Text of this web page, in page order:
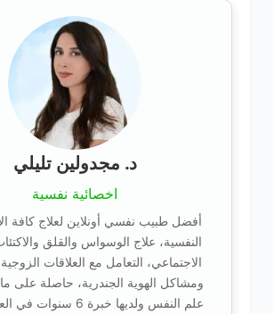
د. مجدولين تليلي
اخصائية نفسية
أفضل طبيب نفسي أونلاين لعلاج كافة
النفسية، علاج الوسواس والقلق
الاجتماعي، التعامل مع العلاقات
ومشاكل الهوية الجندرية، حاصلة على
علم النفس ولديها خبرة 6